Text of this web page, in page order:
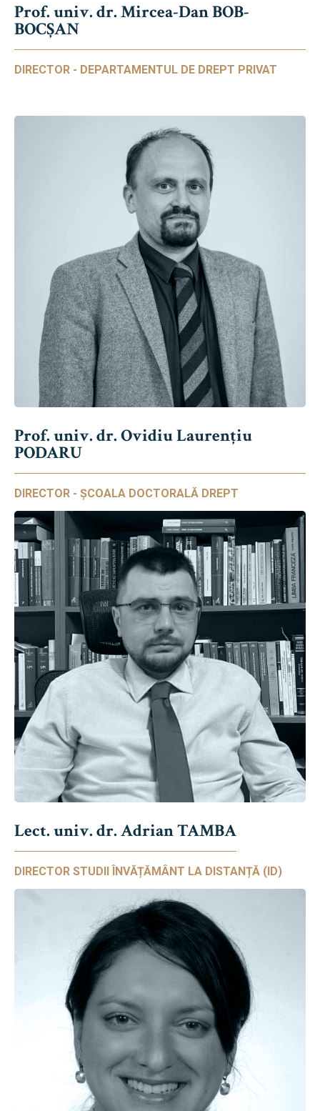
Prof. univ. dr. Mircea-Dan BOB-
BOCȘAN
DIRECTOR - DEPARTAMENTUL DE DREPT PRIVAT
Prof. univ. dr. Ovidiu Laurențiu
PODARU
DIRECTOR - ȘCOALA DOCTORALĂ DREPT
Lect. univ. dr. Adrian TAMBA
DIRECTOR STUDII ÎNVĂȚĂMÂNT LA DISTANȚĂ (ID)